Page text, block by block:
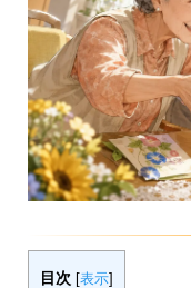
目次 [表示]